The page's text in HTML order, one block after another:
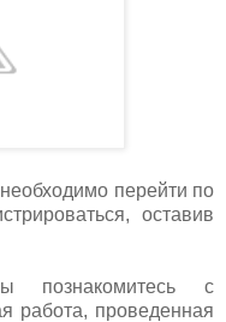
перейти по
оставив
познакомитесь с
работа, проведенная